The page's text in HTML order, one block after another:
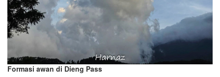
Formasi awan di Dieng Pass